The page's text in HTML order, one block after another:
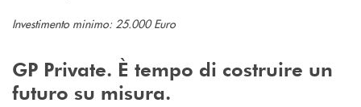
Investimento minimo: 25.000 Euro
GP Private. È tempo di costruire un
futuro su misura.